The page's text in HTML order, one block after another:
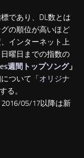
であり、DL数とは
の順位が高いほど
インターネット上
曜日までの指数の
週間トップソング」
ついて「オリジナ
る。
05/17以降は新